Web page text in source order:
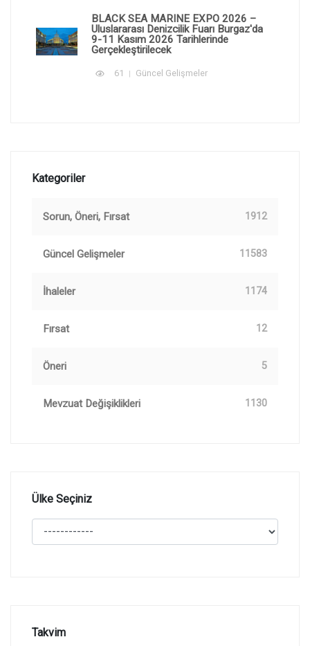
BLACK SEA MARINE EXPO 2026 –
Uluslararası Denizcilik Fuarı Burgaz'da
9-11 Kasım 2026 Tarihlerinde
Gerçekleştirilecek
61 Güncel Gelişmeler
Kategoriler
Sorun, Öneri, Fırsat 1912
Güncel Gelişmeler 11583
İhaleler 1174
Fırsat 12
Öneri 5
Mevzuat Değişiklikleri 1130
Ülke Seçiniz
Takvim